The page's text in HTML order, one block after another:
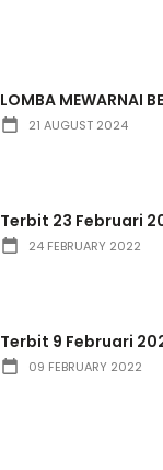
LOMBA MEWARNAI
21 AUGUST 2024
Terbit 23 Februari
24 FEBRUARY 2022
Terbit 9 Februari
09 FEBRUARY 2022